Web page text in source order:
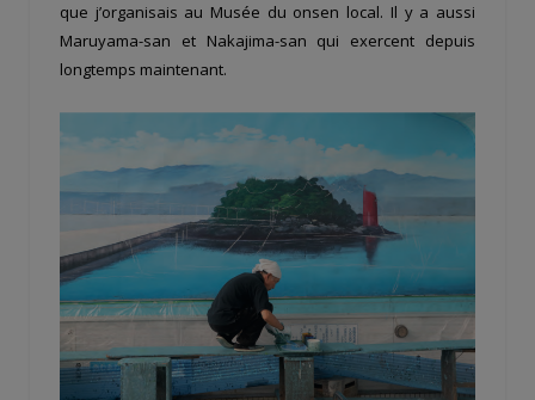
que j’organisais au Musée du onsen local. Il y a aussi
Maruyama-san et Nakajima-san qui exercent depuis
longtemps maintenant.